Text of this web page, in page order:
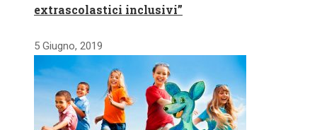
extrascolastici inclusivi”
5 Giugno, 2019